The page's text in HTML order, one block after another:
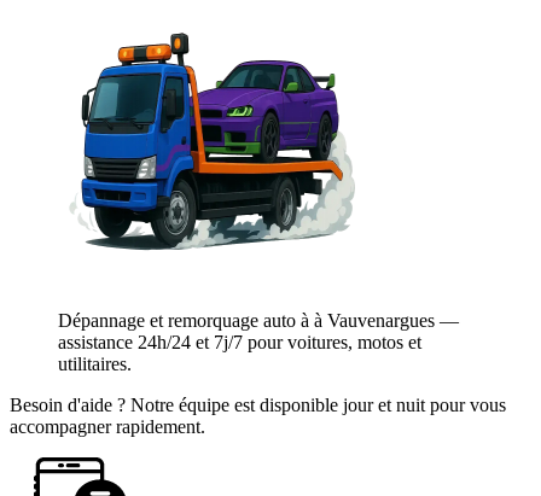
Dépannage et remorquage auto à à Vauvenargues —
assistance 24h/24 et 7j/7 pour voitures, motos et
utilitaires.
Besoin d'aide ? Notre équipe est disponible jour et nuit pour vous
accompagner rapidement.